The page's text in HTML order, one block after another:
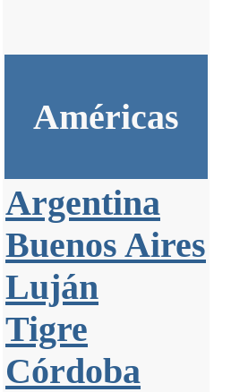
Américas
Argentina
Buenos Aires
Luján
Tigre
Córdoba